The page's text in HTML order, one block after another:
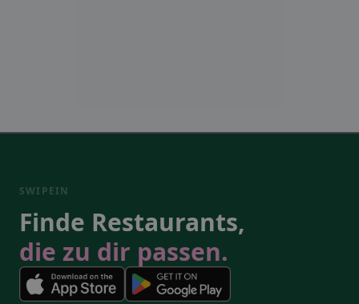
SWIPEIN
Finde Restaurants,
die zu dir passen.